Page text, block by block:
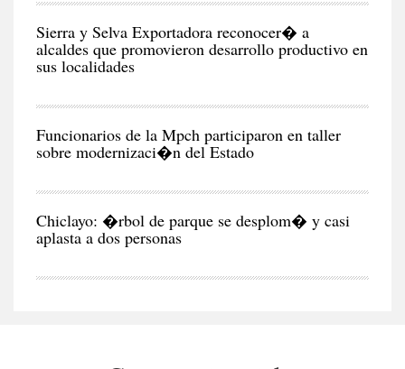
Sierra y Selva Exportadora reconocer� a
alcaldes que promovieron desarrollo productivo en
sus localidades
Funcionarios de la Mpch participaron en taller
sobre modernizaci�n del Estado
Chiclayo: �rbol de parque se desplom� y casi
aplasta a dos personas